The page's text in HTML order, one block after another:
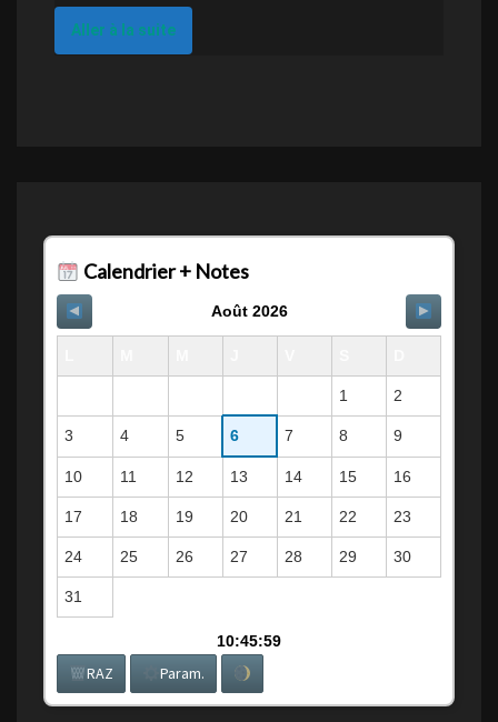
Aller à la suite
Calendrier + Notes
Août 2026
1 2
3 4 5 6 7 8 9
10 11 12 13 14 15 16
17 18 19 20 21 22 23
24 25 26 27 28 29 30
31
10:45:59
RAZ Param.